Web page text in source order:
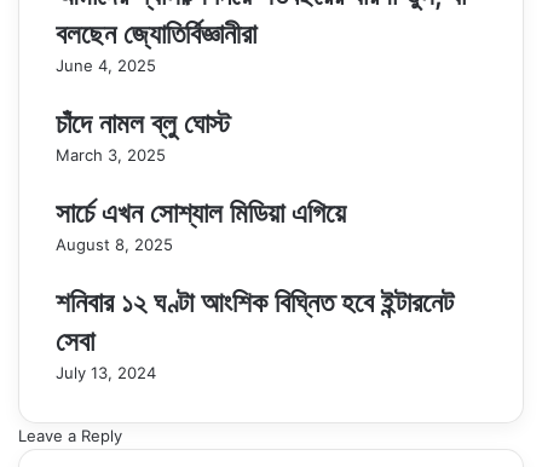
বলছেন জ্যোতির্বিজ্ঞানীরা
June 4, 2025
চাঁদে নামল ব্লু ঘোস্ট
March 3, 2025
সার্চে এখন সোশ্যাল মিডিয়া এগিয়ে
August 8, 2025
শনিবার ১২ ঘণ্টা আংশিক বিঘ্নিত হবে ইন্টারনেট
সেবা
July 13, 2024
Leave a Reply